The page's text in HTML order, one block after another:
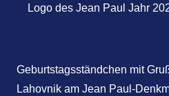
Logo des Jean Paul Jahr
Geburtstagsständchen mit
Lahovnik am Jean Paul-